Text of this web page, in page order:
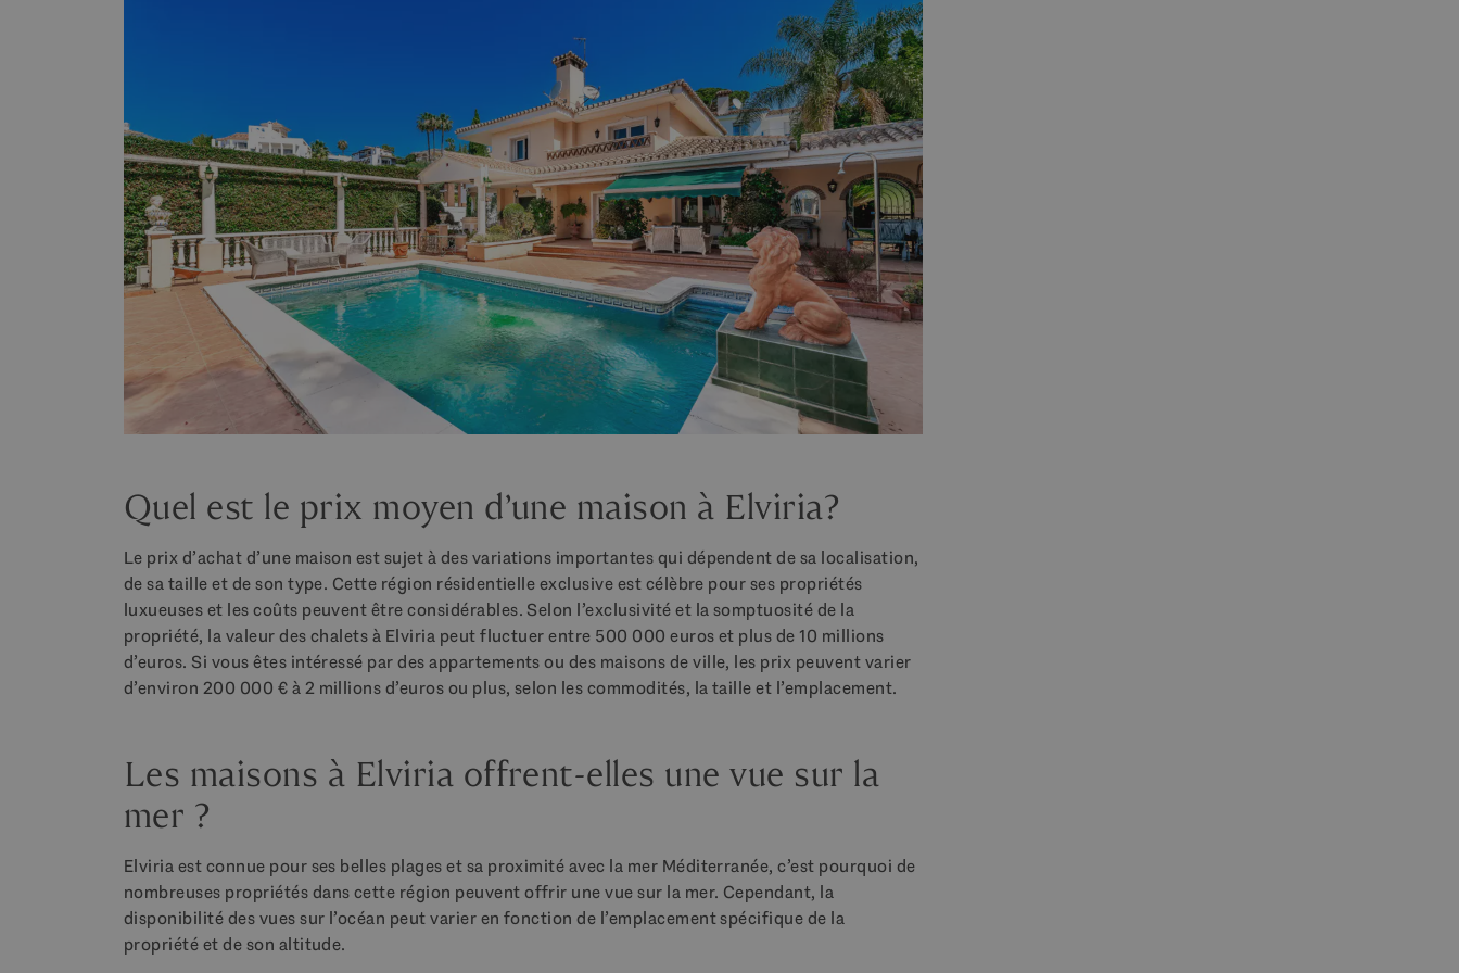
Quel est le prix moyen d’une maison à Elviria?
Le prix d’achat d’une maison est sujet à des variations importantes qui dépendent de sa localisation,
de sa taille et de son type. Cette région résidentielle exclusive est célèbre pour ses propriétés
luxueuses et les coûts peuvent être considérables. Selon l’exclusivité et la somptuosité de la
propriété, la valeur des chalets à Elviria peut fluctuer entre 500 000 euros et plus de 10 millions
d’euros. Si vous êtes intéressé par des appartements ou des maisons de ville, les prix peuvent varier
d’environ 200 000 € à 2 millions d’euros ou plus, selon les commodités, la taille et l’emplacement.
Les maisons à Elviria offrent-elles une vue sur la
mer ?
Elviria est connue pour ses belles plages et sa proximité avec la mer Méditerranée, c’est pourquoi de
nombreuses propriétés dans cette région peuvent offrir une vue sur la mer. Cependant, la
disponibilité des vues sur l’océan peut varier en fonction de l’emplacement spécifique de la
propriété et de son altitude.